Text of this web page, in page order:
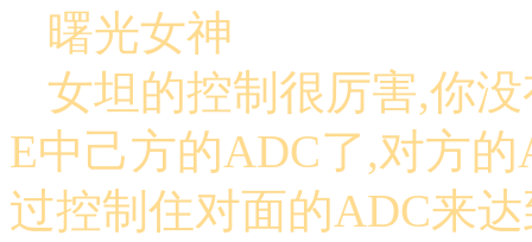
曙光女神
女坦的控制很厉害,你
E中己方的ADC了,对方
过控制住对面的ADC来